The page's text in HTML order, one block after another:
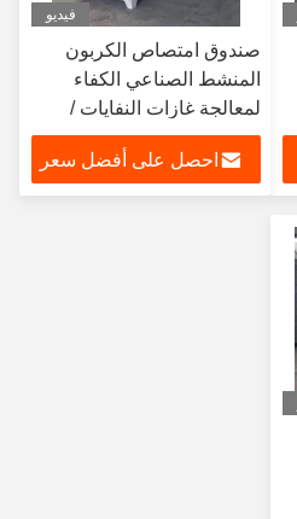
فيديو
صندوق امتصاص الكربون
المنشط الصناعي الكفاء
لمعالجة غازات النفايات /
غرفة امتصاص الكربون
المنشط الصغيرة
احصل على أفضل سعر